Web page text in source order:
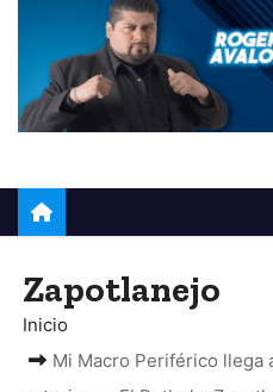
Zapotlanejo
Inicio
Mi Macro Periférico llega